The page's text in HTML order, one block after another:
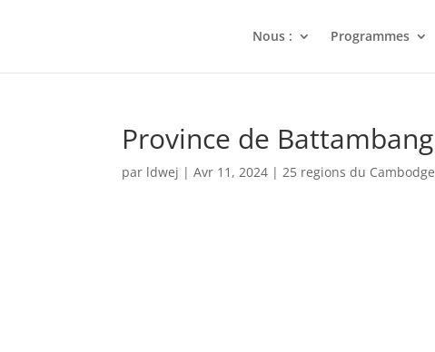
Nous : Programmes
Province de Battambang
par ldwej |Avr 11, 2024 |25 regions du Cambodge